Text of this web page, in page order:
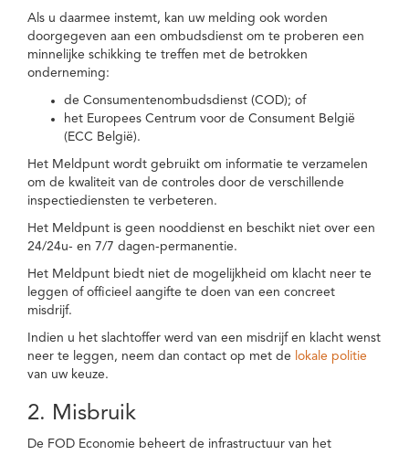
Als u daarmee instemt, kan uw melding ook worden
doorgegeven aan een ombudsdienst om te proberen een
minnelijke schikking te treffen met de betrokken
onderneming:
de Consumentenombudsdienst (COD); of
het Europees Centrum voor de Consument België
(ECC België).
Het Meldpunt wordt gebruikt om informatie te verzamelen
om de kwaliteit van de controles door de verschillende
inspectiediensten te verbeteren.
Het Meldpunt is geen nooddienst en beschikt niet over een
24/24u- en 7/7 dagen-permanentie.
Het Meldpunt biedt niet de mogelijkheid om klacht neer te
leggen of officieel aangifte te doen van een concreet
misdrijf.
Indien u het slachtoffer werd van een misdrijf en klacht wenst
neer te leggen, neem dan contact op met de lokale politie
van uw keuze.
2. Misbruik
De FOD Economie beheert de infrastructuur van het